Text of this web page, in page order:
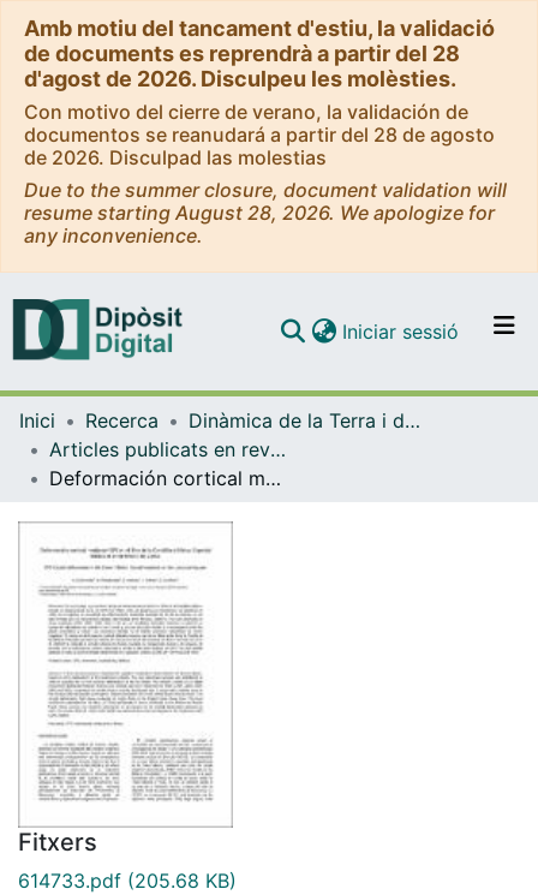
Amb motiu del tancament d'estiu, la validació
de documents es reprendrà a partir del 28
d'agost de 2026. Disculpeu les molèsties.
Con motivo del cierre de verano, la validación de
documentos se reanudará a partir del 28 de agosto
de 2026. Disculpad las molestias
Due to the summer closure, document validation will
resume starting August 28, 2026. We apologize for
any inconvenience.
Navega per tot el DD
Iniciar sessió (current)
Inici Recerca
Dinàmica de la Terra i de l'Oceà
Articles publicats en revistes (Dinàmica de la Terra i l'Oceà)
Deformación cortical mediante GPS en el Este de la Cordillera Bética. Especial énfasis en el terremoto de Lorca.
Fitxers
614733.pdf (205.68 KB)